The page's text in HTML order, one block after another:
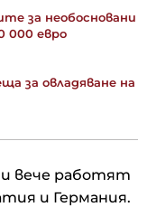
за необосновани
000 евро
за овладяване на
вече работят
и Германия.